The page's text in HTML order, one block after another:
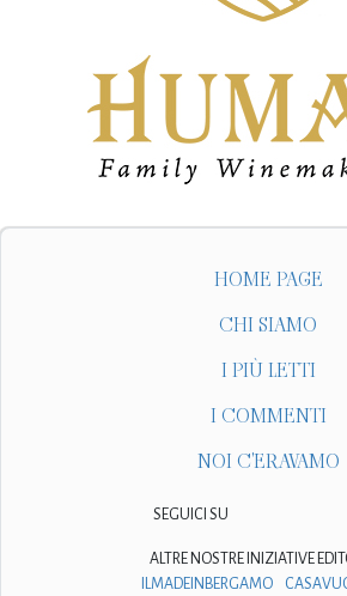
HOME PAGE
CHI SIAMO
I PIÙ LETTI
I COMMENTI
NOI C'ERAVAMO
SEGUICI SU
ALTRE NOSTRE INIZIATIVE
ILMADEINBERGAMO